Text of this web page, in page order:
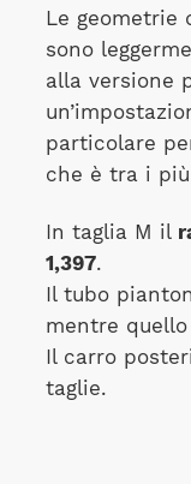
Le geometrie
sono
alla versione
particolare
che è tra i
In taglia M il
1,397.
Il tubo
mentre
Il carro
taglie.